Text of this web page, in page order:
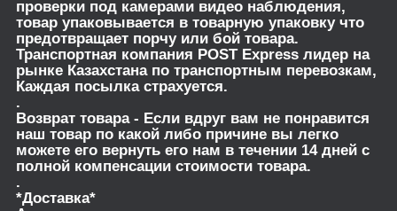
проверки под камерами видео наблюдения,
товар упаковывается в товарную упаковку что
предотвращает порчу или бой товара.
Транспортная компания POST Express лидер на
рынке Казахстана по транспортным перевозкам,
Каждая посылка страхуется.
.
Возврат товара- Если вдруг вам не понравится
наш товар по какой либо причине вы легко
можете его вернуть его нам в течении 14 дней с
полной компенсации стоимости товара.
.
*Доставка*